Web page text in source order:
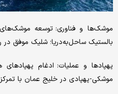
بالستیک ساحل‌به‌دریا؛ شلیک موفق
پهپادها و عملیات: ادغام پهپادهای
موشکی-پهپادی در خلیج عمان با